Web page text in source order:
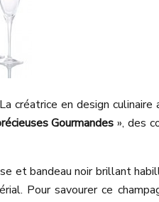
créatrice en design
Gourmandes », des
et bandeau noir brillant
Pour savourer ce